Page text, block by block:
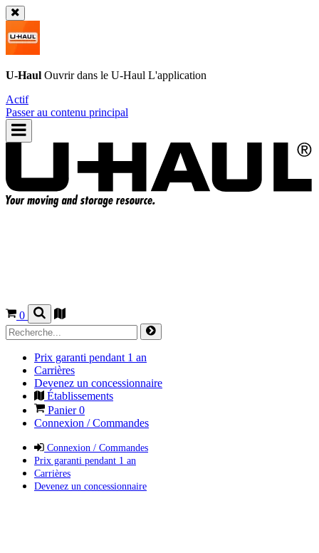
U-Haul Ouvrir dans le U-Haul L'application
Actif
Passer au contenu principal
0
Prix garanti pendant 1 an
Carrières
Devenez un concessionnaire
Établissements
Panier0
Connexion / Commandes
Connexion / Commandes
Prix garanti pendant 1 an
Carrières
Devenez un concessionnaire